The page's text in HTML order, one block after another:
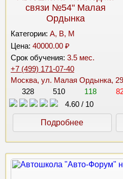
связи №54" Малая
Ордынка
Категории: A, B, M
Цена: 40000.00 ₽
Срок обучения: 3.5 мес.
+7 (499) 171-07-40
Москва, ул. Малая Ордынка, 29
328
510 118
4.60 / 10
Подробнее